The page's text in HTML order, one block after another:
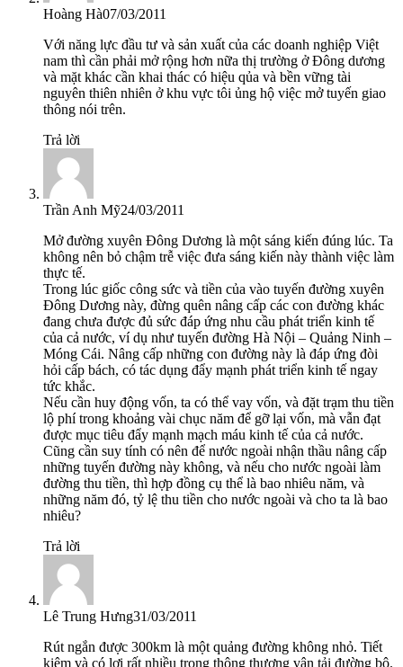
Hoàng Hà07/03/2011
Với năng lực đầu tư và sản xuất của các doanh nghiệp Việt
nam thì cần phải mở rộng hơn nữa thị trường ở Đông dương
và mặt khác cần khai thác có hiệu qủa và bền vững tài
nguyên thiên nhiên ở khu vực tôi ủng hộ việc mở tuyến giao
thông nói trên.
Trả lời
Trần Anh Mỹ24/03/2011
Mở đường xuyên Đông Dương là một sáng kiến đúng lúc. Ta
không nên bỏ chậm trễ việc đưa sáng kiến này thành việc làm
thực tế.
Trong lúc giốc công sức và tiền của vào tuyến đường xuyên
Đông Dương này, đừng quên nâng cấp các con đường khác
đang chưa được đủ sức đáp ứng nhu cầu phát triển kinh tế
của cả nước, ví dụ như tuyến đường Hà Nội – Quảng Ninh –
Móng Cái. Nâng cấp những con đường này là đáp ứng đòi
hỏi cấp bách, có tác dụng đẩy mạnh phát triển kinh tế ngay
tức khắc.
Nếu cần huy động vốn, ta có thể vay vốn, và đặt trạm thu tiền
lộ phí trong khoảng vài chục năm để gỡ lại vốn, mà vẫn đạt
được mục tiêu đẩy mạnh mạch máu kinh tế của cả nước.
Cũng cần suy tính có nên để nước ngoài nhận thầu nâng cấp
những tuyến đường này không, và nếu cho nước ngoài làm
đường thu tiền, thì hợp đồng cụ thể là bao nhiêu năm, và
những năm đó, tỷ lệ thu tiền cho nước ngoài và cho ta là bao
nhiêu?
Trả lời
Lê Trung Hưng31/03/2011
Rút ngắn được 300km là một quảng đường không nhỏ. Tiết
kiệm và có lợi rất nhiều trong thông thương vận tải đường bộ.